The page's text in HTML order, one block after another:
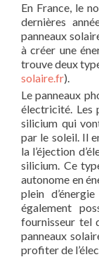
En France, le
dernières
panneaux
à créer une
trouve deux
solaire.fr).
Le panneaux
électricité. Les
silicium qui
par le soleil. Il
la l’éjection
silicium. Ce
autonome en
plein
également
fournisseur tel
panneaux
profiter de